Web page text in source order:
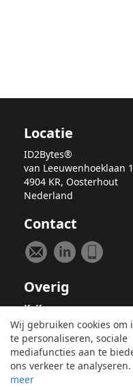
Wij gebruiken cookies om
te personaliseren, sociale
mediafuncties aan te
ons verkeer te analyseren.
meer
Locatie
ID2Bytes®
van Leeuwenhoeklaan
4904 KR, Oosterhout
Nederland
Contact
Overig
KvK:
BTW-ID:
Algemene Voorwaarden
Privacy Statement
Samenwerking met AI